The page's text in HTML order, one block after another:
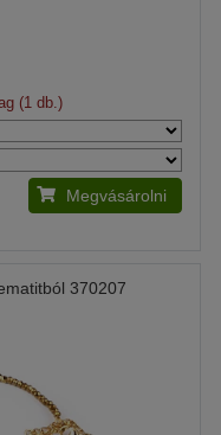
(1 db.)
Megvásárolni
370207